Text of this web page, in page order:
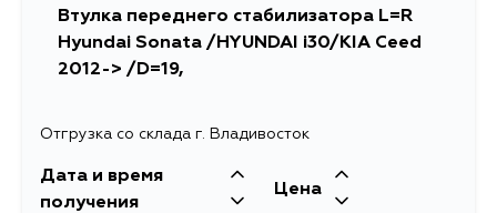
Втулка переднего стабилизатора L=R
Hyundai Sonata /HYUNDAI i30/KIA Ceed
2012-> /D=19,
Отгрузка со склада г. Владивосток
Дата и время
получения
Цена